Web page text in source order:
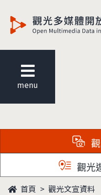
menu
觀光
首頁 觀光文宣資料